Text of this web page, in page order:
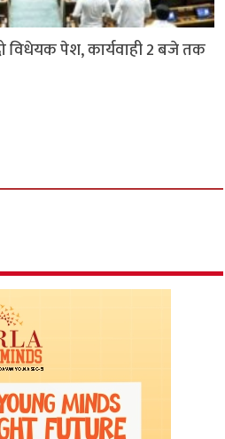
विधेयक पेश, कार्यवाही 2 बजे तक